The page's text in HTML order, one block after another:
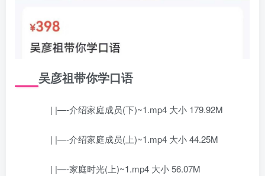
吴彦祖带你学口语
| |—-介绍家庭成员(下)~1.mp4 大小 179.92M
| |—-介绍家庭成员(上)~1.mp4 大小 44.25M
| |—-家庭时光(上)~1.mp4 大小 56.07M